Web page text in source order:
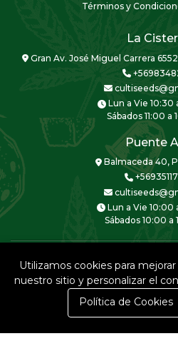
Términos y
La
Gran Av. José Miguel Carrera
Lun a Vie 10:30
Sábados 11:00 a
Puente
Balmaceda 40,
Lun a Vie 10:00
Sábados 10:00 a
CULTISEEDS
Creado por
0
Utilizamos cookies para
nuestro sitio y personalizar el
Política de Cookies